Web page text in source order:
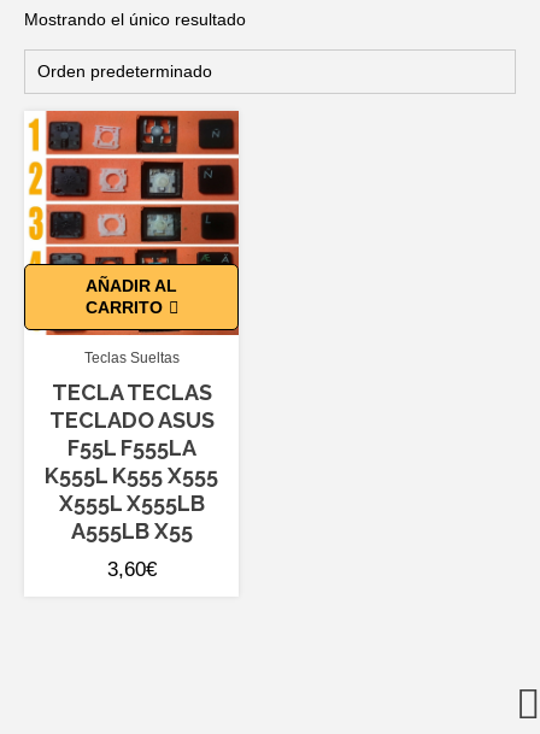
Mostrando el único resultado
AÑADIR AL
CARRITO
Teclas Sueltas
TECLA TECLAS
TECLADO ASUS
F55L F555LA
K555L K555 X555
X555L X555LB
A555LB X55
3,60€